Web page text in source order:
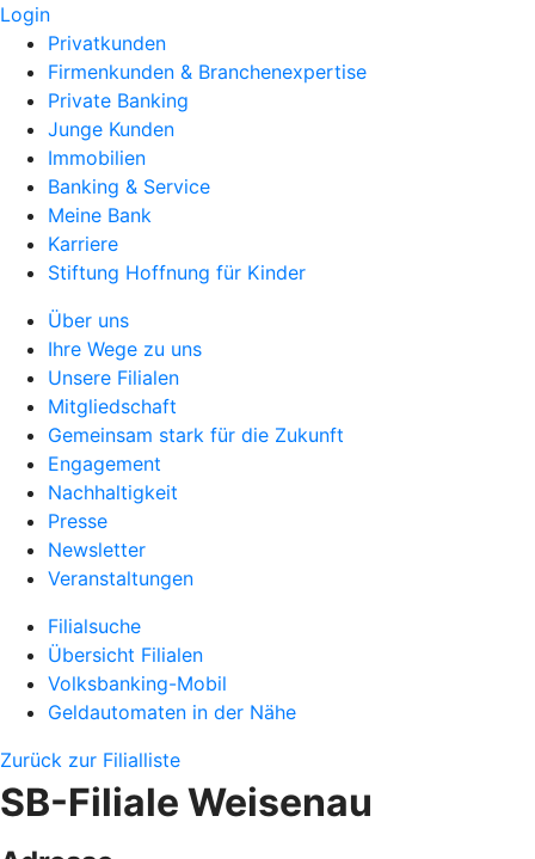
Login
Privatkunden
Firmenkunden & Branchenexpertise
Private Banking
Junge Kunden
Immobilien
Banking & Service
Meine Bank
Karriere
Stiftung Hoffnung für Kinder
Über uns
Ihre Wege zu uns
Unsere Filialen
Mitgliedschaft
Gemeinsam stark für die Zukunft
Engagement
Nachhaltigkeit
Presse
Newsletter
Veranstaltungen
Filialsuche
Übersicht Filialen
Volksbanking-Mobil
Geldautomaten in der Nähe
Zurück zur Filialliste
SB-Filiale Weisenau